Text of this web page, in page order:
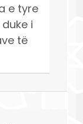
e tyre
i
të